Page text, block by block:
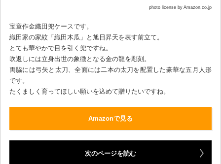
photo license by Amazon.co.jp
宝童作金織田兜ケースです。
織田家の家紋「織田木瓜」と旭日昇天を表す前立て。
とても華やかで目を引く兜ですね。
吹返しには立身出世の象徴となる金の龍を彫刻。
両脇には弓矢と太刀、全面には二本の太刀を配置した豪華な五月人形
です。
たくましく育ってほしい願いを込めて贈りたいですね。
Amazonで見る
次のページを読む